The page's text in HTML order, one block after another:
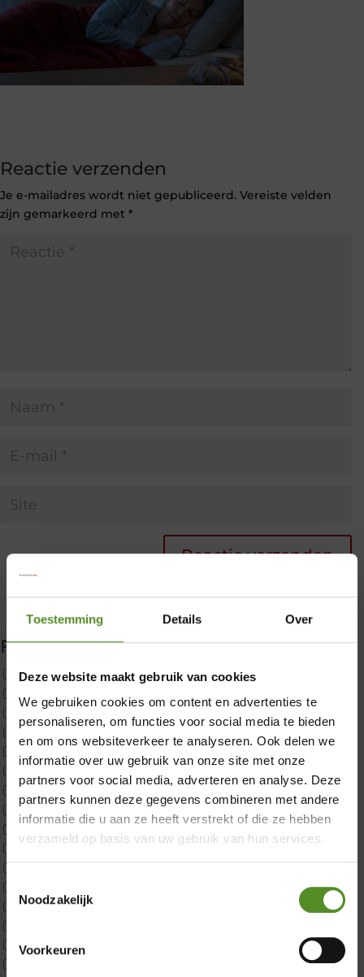
Toestemming Details Over
Deze website maakt gebruik van cookies
We gebruiken cookies om content en advertenties te
personaliseren, om functies voor social media te bieden
en om ons websiteverkeer te analyseren. Ook delen we
informatie over uw gebruik van onze site met onze
partners voor social media, adverteren en analyse. Deze
partners kunnen deze gegevens combineren met andere
informatie die u aan ze heeft verstrekt of die ze hebben
verzameld op basis van uw gebruik van hun services.
Toestemmingsselectie
Noodzakelijk
Voorkeuren
Reactie verzenden
Je e-mailadres wordt niet gepubliceerd. Vereiste velden
zijn gemarkeerd met *
Filter producten
Uncategorized
Custom
CustomBoxspring
ErkendMatras 2 Pers
ErkendMatras twijfelaar product
Matrassen
P650 1 pers
P650 TwijfelaarDonderdag 12:00 – 17:00
×